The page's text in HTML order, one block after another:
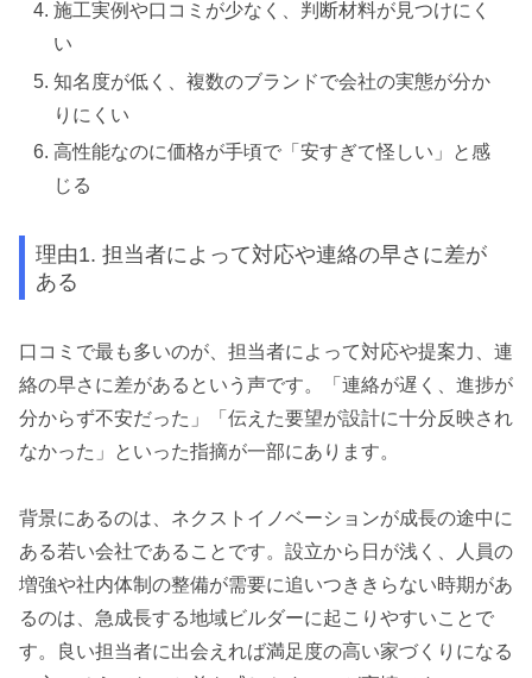
施工実例や口コミが少なく、判断材料が見つけにく
い
知名度が低く、複数のブランドで会社の実態が分か
りにくい
高性能なのに価格が手頃で「安すぎて怪しい」と感
じる
理由1. 担当者によって対応や連絡の早さに差が
ある
口コミで最も多いのが、担当者によって対応や提案力、連
絡の早さに差があるという声です。「連絡が遅く、進捗が
分からず不安だった」「伝えた要望が設計に十分反映され
なかった」といった指摘が一部にあります。
背景にあるのは、ネクストイノベーションが成長の途中に
ある若い会社であることです。設立から日が浅く、人員の
増強や社内体制の整備が需要に追いつききらない時期があ
るのは、急成長する地域ビルダーに起こりやすいことで
す。良い担当者に出会えれば満足度の高い家づくりになる